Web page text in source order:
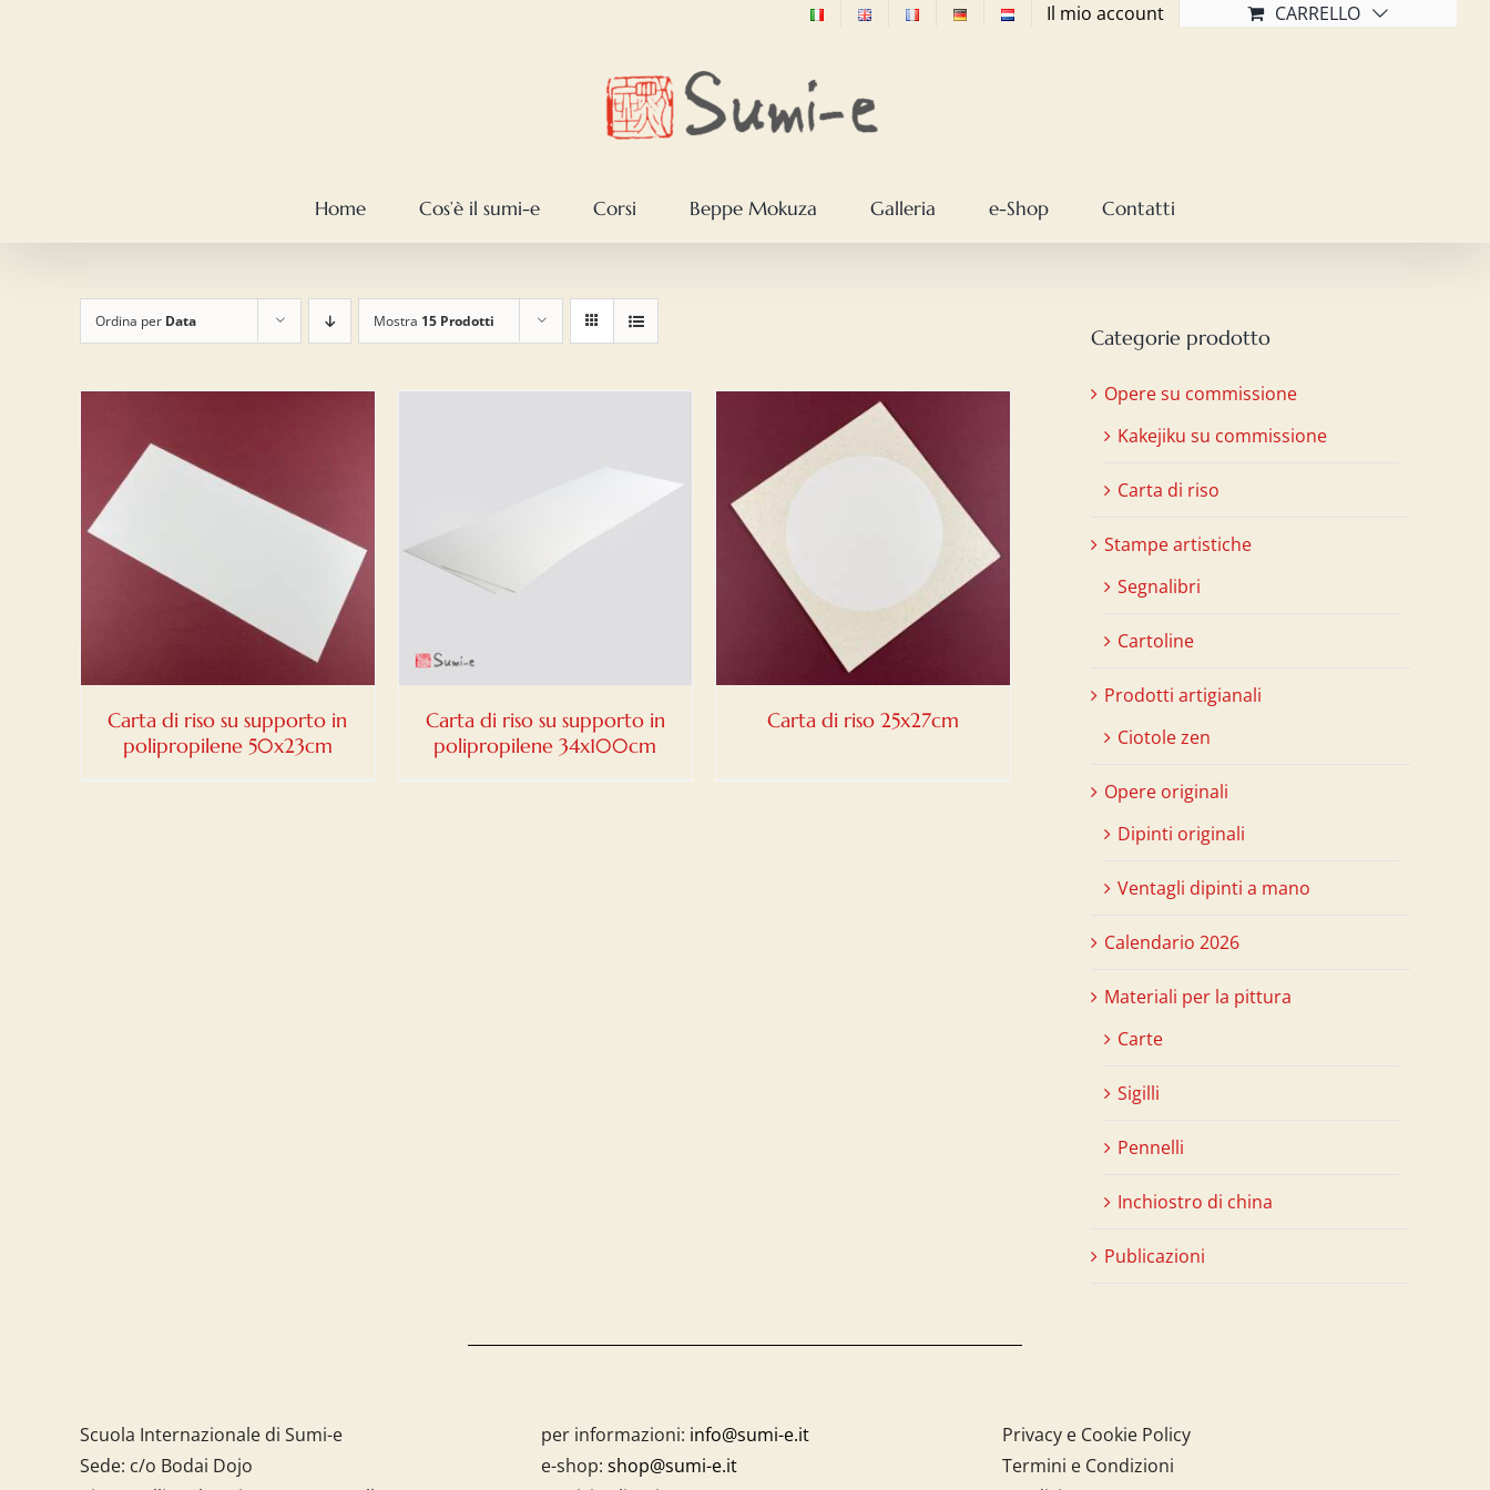
Il mio account CARRELLO
Home Cos’è il sumi-e Corsi Beppe Mokuza Galleria e-Shop Contatti
Ordina per Data Mostra 15 Prodotti
Carta di riso su supporto in
polipropilene 50x23cm
Carta di riso su supporto in
polipropilene 34x100cm
DETTAGLI
Carta di riso 25x27cm
Categorie prodotto
Opere su commissione
Kakejiku su commissione
Carta di riso
Stampe artistiche
Segnalibri
Cartoline
Prodotti artigianali
Ciotole zen
Opere originali
Dipinti originali
Ventagli dipinti a mano
Calendario 2026
Materiali per la pittura
Carte
Sigilli
Pennelli
Inchiostro di china
Publicazioni
Scuola Internazionale di Sumi-e
Sede: c/o Bodai Dojo
per informazioni: info@sumi-e.it
e-shop: shop@sumi-e.it
Privacy e Cookie Policy
Termini e Condizioni